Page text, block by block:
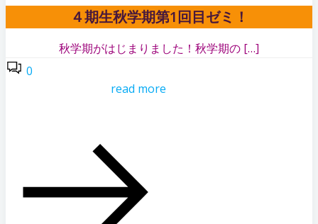
４期生秋学期第1回目ゼミ！
秋学期がはじまりました！秋学期の […]
0
read more